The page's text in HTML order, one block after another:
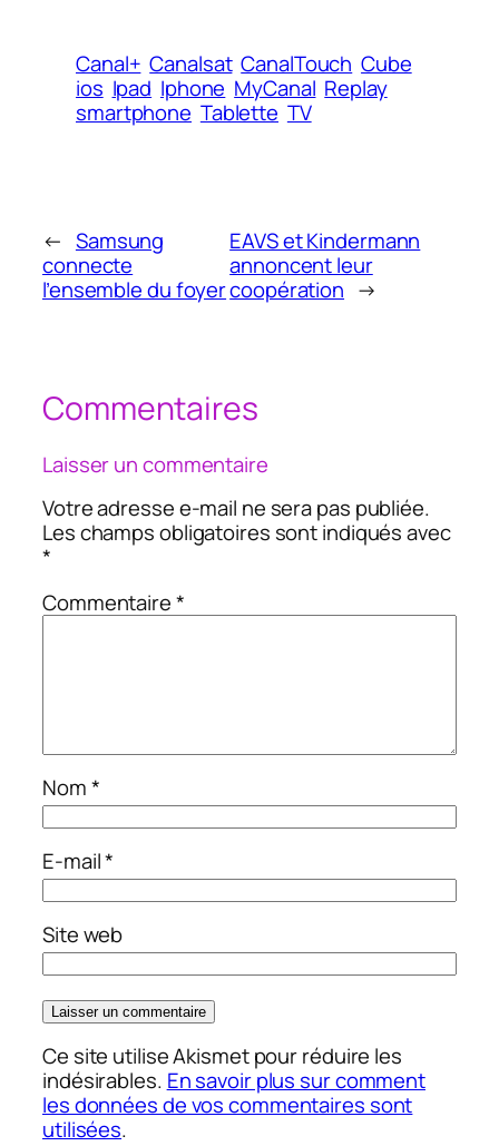
Canal+ Canalsat CanalTouch Cube
ios Ipad Iphone MyCanal Replay
smartphone Tablette TV
← Samsung
connecte
l’ensemble du foyer
EAVS et Kindermann
annoncent leur
coopération →
Commentaires
Laisser un commentaire
Votre adresse e-mail ne sera pas publiée.
Les champs obligatoires sont indiqués avec
*
Commentaire*
Nom*
E-mail*
Site web
Ce site utilise Akismet pour réduire les
indésirables. En savoir plus sur comment
les données de vos commentaires sont
utilisées.